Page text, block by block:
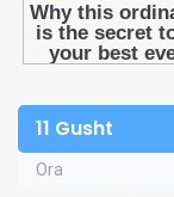
11 Gusht
Ora